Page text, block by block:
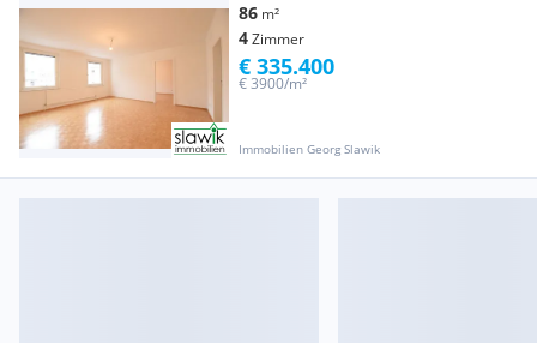
86 m²
4Zimmer
Immobilien Georg Slawik
€ 3900/m²
€ 335.400